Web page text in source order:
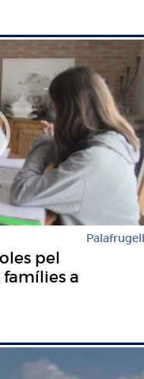
Palafrugell
pel
a